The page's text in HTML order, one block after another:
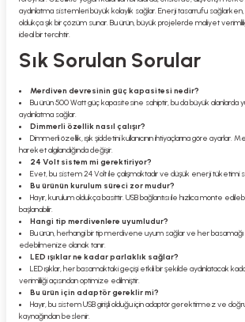
aydınlatma sistemleri büyük kolaylık sağlar. Enerji tasarrufu
oldukça şık bir çözüm sunar. Bu ürün, büyük projelerde maliyet
ideal bir tercihtir.
Sık Sorulan Sorular
Merdiven devresinin güç kapasitesi nedir?
Bu ürün 500 Watt güç kapasitesine sahiptir, bu da büyük alanlarda
aydınlatma sağlar.
Dimmerli özellik nasıl çalışır?
Dimmerli özellik, ışık şiddetini kullanıcının ihtiyaçlarına göre ayarlar.
hareket algılandığında değişir.
24 Volt sistem mi gerektiriyor?
Evet, bu sistem 24 Volt ile çalışmaktadır ve düşük enerji tüketimi
Bu ürünün kurulum süreci zor mudur?
Hayır, kurulum oldukça basittir. USB bağlantısı ile hızlıca monte
başlanabilir.
Hangi tip merdivenlere uyumludur?
Bu ürün, herhangi bir tip merdivene uyum sağlar ve her basamağı
edebilmenize olanak tanır.
LED ışıklar ne kadar parlaklık sağlar?
LED ışıklar, her basamaktaki geçişi etkili bir şekilde aydınlatacak
verimliliği açısından optimize edilmiştir.
Bu ürün için adaptör gereklir mi?
Hayır, bu sistem USB girişli olduğu için adaptör gerektirmez ve
kaynağından beslenir.